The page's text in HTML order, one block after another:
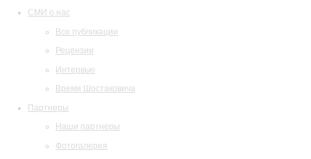
СМИ о нас
Все публикации
Рецензии
Интервью
Время Шостаковича
Партнеры
Наши партнеры
Фотогалерея